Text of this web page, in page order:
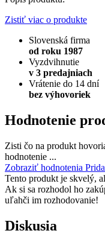
Zistiť viac o produkte
Slovenská firma
od roku 1987
Vyzdvihnutie
v 3 predajniach
Vrátenie do 14 dní
bez výhovoriek
Hodnotenie
Zisti čo na produkt
hodnotenie ...
Zobraziť hodnotenia
Tento produkt je skvelý,
Ak si sa rozhodol ho
uľahči im rozhodovanie!
Diskusia